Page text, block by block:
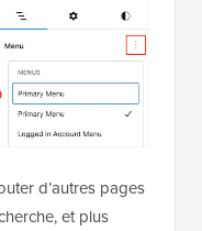
d’autres pages
et plus